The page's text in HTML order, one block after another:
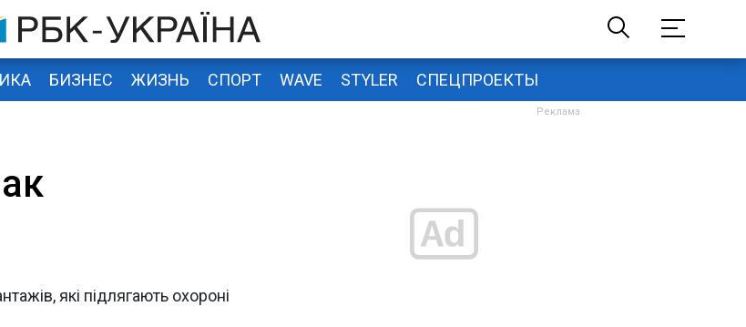
БИЗНЕС ЖИЗНЬ СПОРТ WAVE STYLER СПЕЦПРОЕКТЫ
які підлягають охороні